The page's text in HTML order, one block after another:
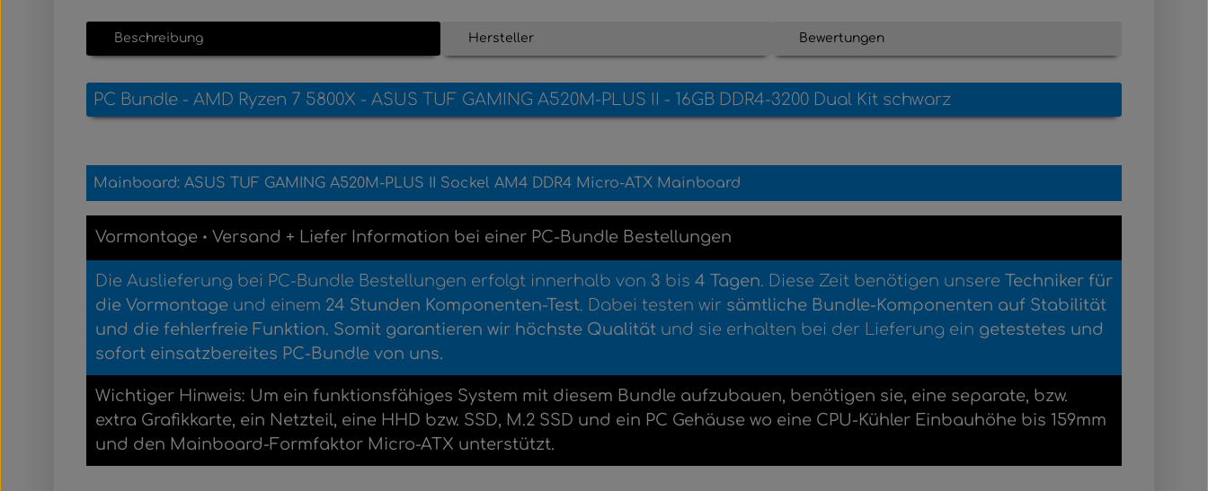
Beschreibung Hersteller Bewertungen
PC Bundle - AMD Ryzen 7 5800X - ASUS TUF GAMING A520M-PLUS II - 16GB DDR4-3200 Dual Kit schwarz
Mainboard: ASUS TUF GAMING A520M-PLUS II Sockel AM4 DDR4 Micro-ATX Mainboard
Vormontage • Versand + Liefer Information bei einer PC-Bundle Bestellungen
Die Auslieferung bei PC-Bundle Bestellungen erfolgt innerhalb von 3 bis 4 Tagen. Diese Zeit benötigen unsere Techniker für
die Vormontage und einem 24 Stunden Komponenten-Test. Dabei testen wir sämtliche Bundle-Komponenten auf Stabilität
und die fehlerfreie Funktion. Somit garantieren wir höchste Qualität und sie erhalten bei der Lieferung ein getestetes und
sofort einsatzbereites PC-Bundle von uns.
Wichtiger Hinweis: Um ein funktionsfähiges System mit diesem Bundle aufzubauen, benötigen sie, eine separate, bzw.
extra Grafikkarte, ein Netzteil, eine HHD bzw. SSD, M.2 SSD und ein PC Gehäuse wo eine CPU-Kühler Einbauhöhe bis 159mm
und den Mainboard-Formfaktor Micro-ATX unterstützt.